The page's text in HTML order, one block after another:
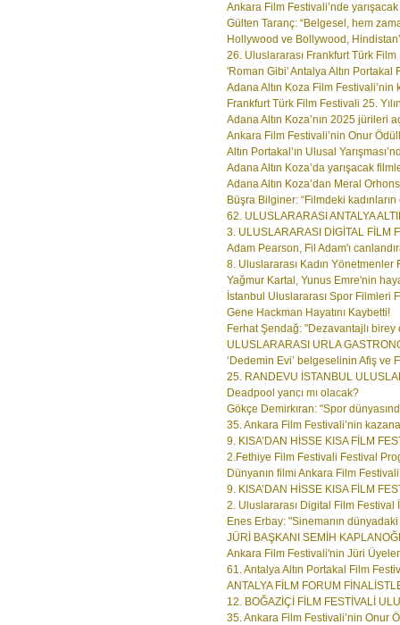
Ankara Film Festivali’nde
Gülten Taranç: “Belgesel, hem
Hollywood ve Bollywood,
26. Uluslararası Frankfurt Türk Film
'Roman Gibi' Antalya Altın Portakal
Adana Altın Koza Film Festivali’nin
Frankfurt Türk Film Festivali 25.
Adana Altın Koza’nın 2025 jürileri
Ankara Film Festivali’nin Onur
Altın Portakal’ın Ulusal
Adana Altın Koza’da yarışacak
Adana Altın Koza’dan Meral
Büşra Bilginer: “Filmdeki
62. ULUSLARARASI ANTALYA
3. ULUSLARARASI DİGİTAL FİLM
Adam Pearson, Fil Adam'ı
8. Uluslararası Kadın Yönetmenler
Yağmur Kartal, Yunus Emre'nin
İstanbul Uluslararası Spor Filmleri
Gene Hackman Hayatını Kaybetti!
Ferhat Şendağ: "Dezavantajlı birey
ULUSLARARASI URLA
‘Dedemin Evi’ belgeselinin Afiş ve
25. RANDEVU İSTANBUL
Deadpool yancı mı olacak?
Gökçe Demirkıran: "Spor
35. Ankara Film Festivali’nin
9. KISA’DAN HİSSE KISA FİLM
2.Fethiye Film Festivali Festival
Dünyanın filmi Ankara Film
9. KISA’DAN HİSSE KISA FİLM
2. Uluslararası Digital Film Festival
Enes Erbay: "Sinemanın
JÜRİ BAŞKANI SEMİH
Ankara Film Festivali'nin Jüri
61. Antalya Altın Portakal Film
ANTALYA FİLM FORUM
12. BOĞAZİÇİ FİLM FESTİVALİ
35. Ankara Film Festivali’nin Onur